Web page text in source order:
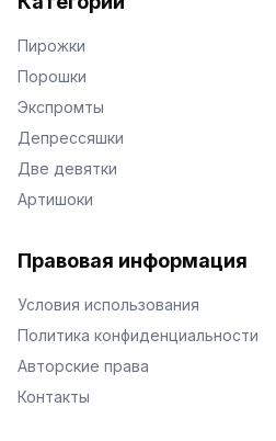
Пирожки
Порошки
Экспромты
Депрессяшки
Две девятки
Артишоки
Правовая информация
Условия использования
Политика конфиденциальности
Авторские права
Контакты